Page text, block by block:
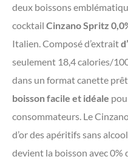
deux boissons
cocktail Cinzano Spritz
Italien. Composé d’extrait
seulement 18,4 calories/
dans un format canette
boisson facile et idéale
consommateurs. Le
d’or des apéritifs sans
devient la boisson avec 0%